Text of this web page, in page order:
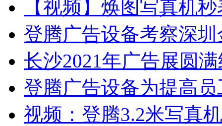
【视频】焕图写真机
登腾广告设备考察深
长沙2021年广告展圆
登腾广告设备为提高
视频：登腾3.2米写真